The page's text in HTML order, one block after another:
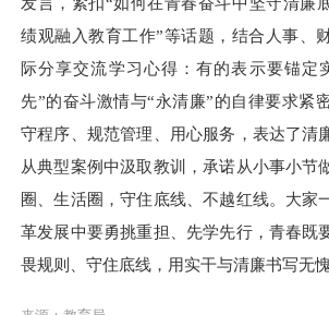
绩观融入教育工作”等话题，结合人事、
际分享交流学习心得：有的表示要锚定
先”的奋斗激情与“永清廉”的自律要求紧
守程序、规范管理、用心服务，表达了清
从典型案例中汲取教训，承诺从小事小节
圈、生活圈，守住底线、不越红线。大家
革发展中要勇挑重担、先学先行，青春既
畏规则、守住底线，用实干与清廉书写无